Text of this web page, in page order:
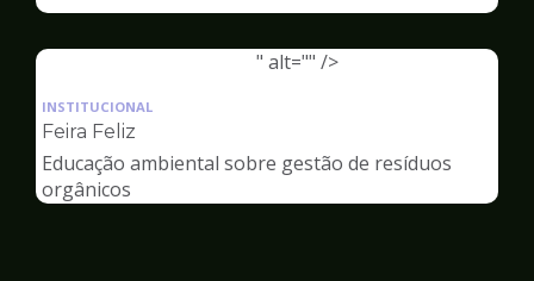
" alt="" />
Ilustração
Meio
Ambiente
INSTITUCIONAL
Feira Feliz
Educação ambiental sobre gestão de resíduos
orgânicos